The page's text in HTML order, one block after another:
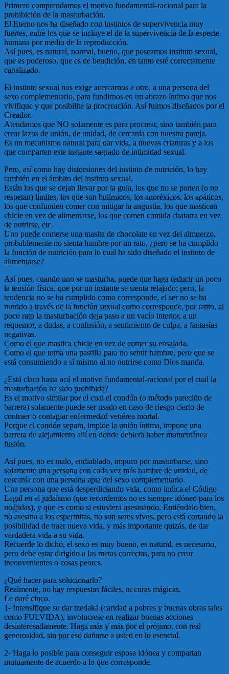
Primero comprendamos el motivo fundamental-racional para la
prohibición de la masturbación.
El Eterno nos ha diseñado con instintos de supervivencia muy
fuertes, entre los que se incluye el de la supervivencia de la especie
humana por medio de la reproducción.
Así pues, es natural, normal, bueno, que poseamos instinto sexual,
que es poderoso, que es de bendición, en tanto esté correctamente
canalizado.
El instinto sexual nos exige acercarnos a otro, a una persona del
sexo complementario, para fundirnos en un abrazo íntimo que nos
vivifique y que posibilite la procreación. Así fuimos diseñados por el
Creador.
Atendamos que NO solamente es para procrear, sino también para
crear lazos de unión, de unidad, de cercanía con nuestra pareja.
Es un mecanismo natural para dar vida, a nuevas criaturas y a los
que comparten este instante sagrado de intimidad sexual.
Pero, así como hay distorsiones del instinto de nutrición, lo hay
también en el ámbito del instinto sexual.
Están los que se dejan llevar por la gula, los que no se ponen (o no
respetan) límites, los que son bulímicos, los anoréxicos, los apáticos,
los que confunden comer con mitigar la angustia, los que mastican
chicle en vez de alimentarse, los que comen comida chatarra en vez
de nutrirse, etc.
Uno puede comerse una masita de chocolate en vez del almuerzo,
probablemente no sienta hambre por un rato, ¿pero se ha cumplido
la función de nutrición para lo cual ha sido diseñado el instinto de
alimentarse?
Así pues, cuando uno se masturba, puede que haga reducir un poco
la tensión física, que por un instante se sienta relajado; pero, la
tendencia no se ha cumplido como corresponde, el ser no se ha
nutrido a través de la función sexual como corresponde, por tanto, al
poco rato la masturbación deja paso a un vacío interior, a un
requemor, a dudas, a confusión, a sentimiento de culpa, a fantasías
negativas.
Como el que mastica chicle en vez de comer su ensalada.
Como el que toma una pastilla para no sentir hambre, pero que se
está consumiendo a sí mismo al no nutrirse como Dios manda.
¿Está claro hasta acá el motivo fundamental-racional por el cual la
masturbación ha sido prohibida?
Es el motivo similar por el cual el condón (o método parecido de
barrera) solamente puede ser usado en caso de riesgo cierto de
contraer o contagiar enfermedad venérea mortal.
Porque el condón separa, impide la unión íntima, impone una
barrera de alejamiento allí en donde debiera haber momentánea
fusión.
Así pues, no es malo, endiablado, impuro por masturbarse, sino
solamente una persona con cada vez más hambre de unidad, de
cercanía con una persona apta del sexo complementario.
Una persona que está desperdiciando vida, como indica el Código
Legal en el judaísmo (que recordemos no es siempre idóneo para los
noájidas), y que es como si estuviera asesinando. Entiéndalo bien,
no asesina a los espermitas, no son seres vivos, pero está cortando la
posibilidad de traer nueva vida, y más importante quizás, de dar
verdadera vida a su vida.
Recuerde lo dicho, el sexo es muy bueno, es natural, es necesario,
pero debe estar dirigido a las metas correctas, para no crear
inconvenientes o cosas peores.
¿Qué hacer para solucionarlo?
Realmente, no hay respuestas fáciles, ni curas mágicas.
Le daré cinco.
1- Intensifique su dar tzedaká (caridad a pobres y buenas obras tales
como FULVIDA), involucrese en realizar buenas acciones
desinteresadamente. Haga más y más por el prójimo, con real
generosidad, sin por eso dañarse a usted en lo esencial.
2- Haga lo posible para conseguir esposa idónea y compartan
mutuamente de acuerdo a lo que corresponde.